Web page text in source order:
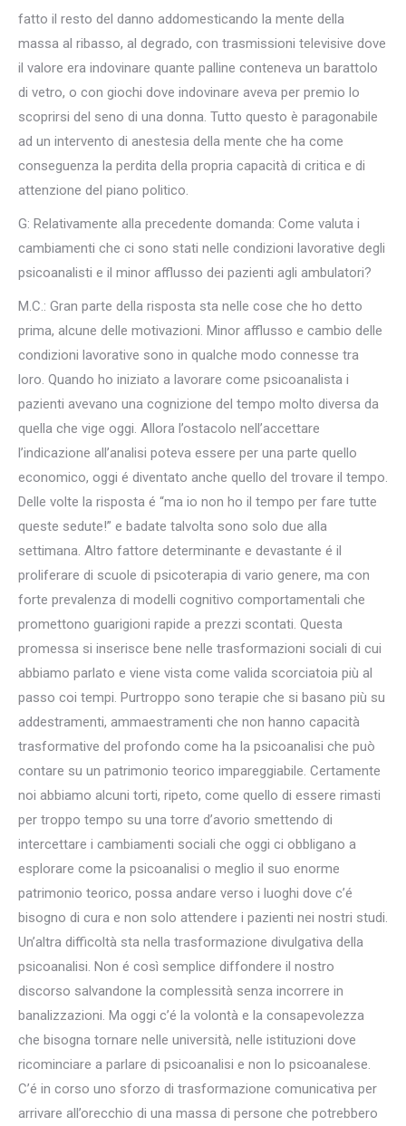
fatto il resto del danno addomesticando la mente della
massa al ribasso, al degrado, con trasmissioni televisive dove
il valore era indovinare quante palline conteneva un barattolo
di vetro, o con giochi dove indovinare aveva per premio lo
scoprirsi del seno di una donna. Tutto questo è paragonabile
ad un intervento di anestesia della mente che ha come
conseguenza la perdita della propria capacità di critica e di
attenzione del piano politico.
G: Relativamente alla precedente domanda: Come valuta i
cambiamenti che ci sono stati nelle condizioni lavorative degli
psicoanalisti e il minor afflusso dei pazienti agli ambulatori?
M.C.: Gran parte della risposta sta nelle cose che ho detto
prima, alcune delle motivazioni. Minor afflusso e cambio delle
condizioni lavorative sono in qualche modo connesse tra
loro. Quando ho iniziato a lavorare come psicoanalista i
pazienti avevano una cognizione del tempo molto diversa da
quella che vige oggi. Allora l’ostacolo nell’accettare
l’indicazione all’analisi poteva essere per una parte quello
economico, oggi é diventato anche quello del trovare il tempo.
Delle volte la risposta é “ma io non ho il tempo per fare tutte
queste sedute!” e badate talvolta sono solo due alla
settimana. Altro fattore determinante e devastante é il
proliferare di scuole di psicoterapia di vario genere, ma con
forte prevalenza di modelli cognitivo comportamentali che
promettono guarigioni rapide a prezzi scontati. Questa
promessa si inserisce bene nelle trasformazioni sociali di cui
abbiamo parlato e viene vista come valida scorciatoia più al
passo coi tempi. Purtroppo sono terapie che si basano più su
addestramenti, ammaestramenti che non hanno capacità
trasformative del profondo come ha la psicoanalisi che può
contare su un patrimonio teorico impareggiabile. Certamente
noi abbiamo alcuni torti, ripeto, come quello di essere rimasti
per troppo tempo su una torre d’avorio smettendo di
intercettare i cambiamenti sociali che oggi ci obbligano a
esplorare come la psicoanalisi o meglio il suo enorme
patrimonio teorico, possa andare verso i luoghi dove c’é
bisogno di cura e non solo attendere i pazienti nei nostri studi.
Un’altra difficoltà sta nella trasformazione divulgativa della
psicoanalisi. Non é così semplice diffondere il nostro
discorso salvandone la complessità senza incorrere in
banalizzazioni. Ma oggi c’é la volontà e la consapevolezza
che bisogna tornare nelle università, nelle istituzioni dove
ricominciare a parlare di psicoanalisi e non lo psicoanalese.
C’é in corso uno sforzo di trasformazione comunicativa per
arrivare all’orecchio di una massa di persone che potrebbero